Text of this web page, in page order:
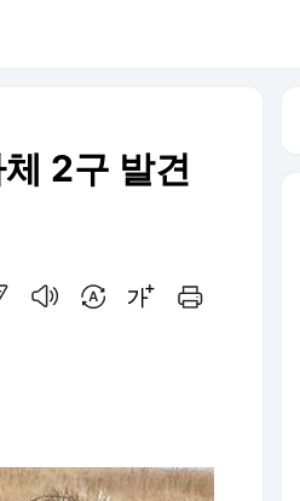
2구 발견